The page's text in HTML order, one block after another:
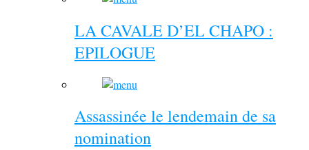
LA CAVALE D’EL CHAPO :
EPILOGUE
Assassinée le lendemain de sa
nomination